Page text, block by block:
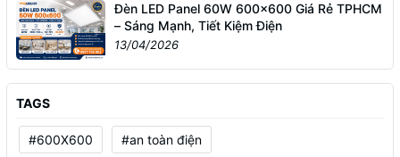
Đèn LED Panel 60W 600x600 Giá Rẻ TPHCM
– Sáng Mạnh, Tiết Kiệm Điện
13/04/2026
TAGS
#600X600 #an toàn điện